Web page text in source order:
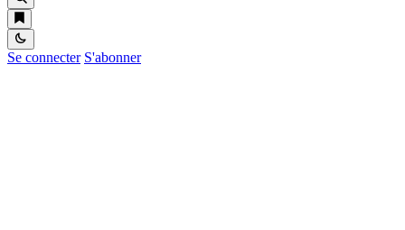
Se connecter S'abonner